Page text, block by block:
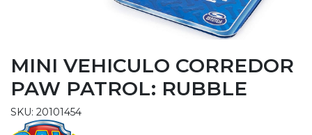
MINI VEHICULO CORREDOR
PAW PATROL: RUBBLE
SKU: 20101454